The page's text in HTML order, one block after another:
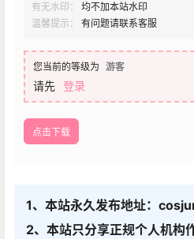
有无水印：
均不加本站水印
温馨提示：
有问题请联系客服
您当前的等级为 游客
请先 登录
点击下载
1、本站永久发布地址：
2、本站只分享正规个人机构